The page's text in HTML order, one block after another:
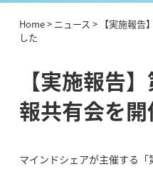
Home> ニュース > 【実施報告
した
【実施報告
報共有会を
マインドシェアが主催する